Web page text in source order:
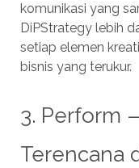
komunikasi yang
DiPStrategy lebih
setiap elemen
bisnis yang terukur.
3. Perform
Terencana